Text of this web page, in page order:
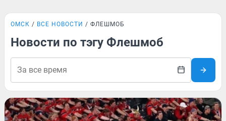
ОМСК ВСЕ НОВОСТИ ФЛЕШМОБ
Новости по тэгу Флешмоб